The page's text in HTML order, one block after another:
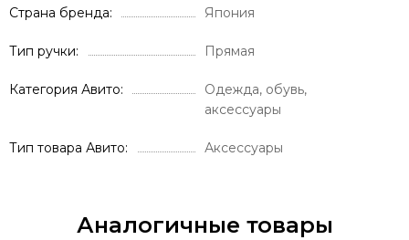
Страна бренда Япония
Тип ручки Прямая
Категория Авито
Одежда, обувь,
аксессуары
Тип товара Авито Аксессуары
Аналогичные товары